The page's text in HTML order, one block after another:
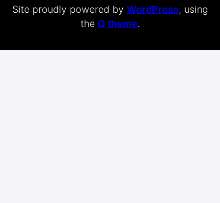
Site proudly powered by WordPress, using
the Q theme.